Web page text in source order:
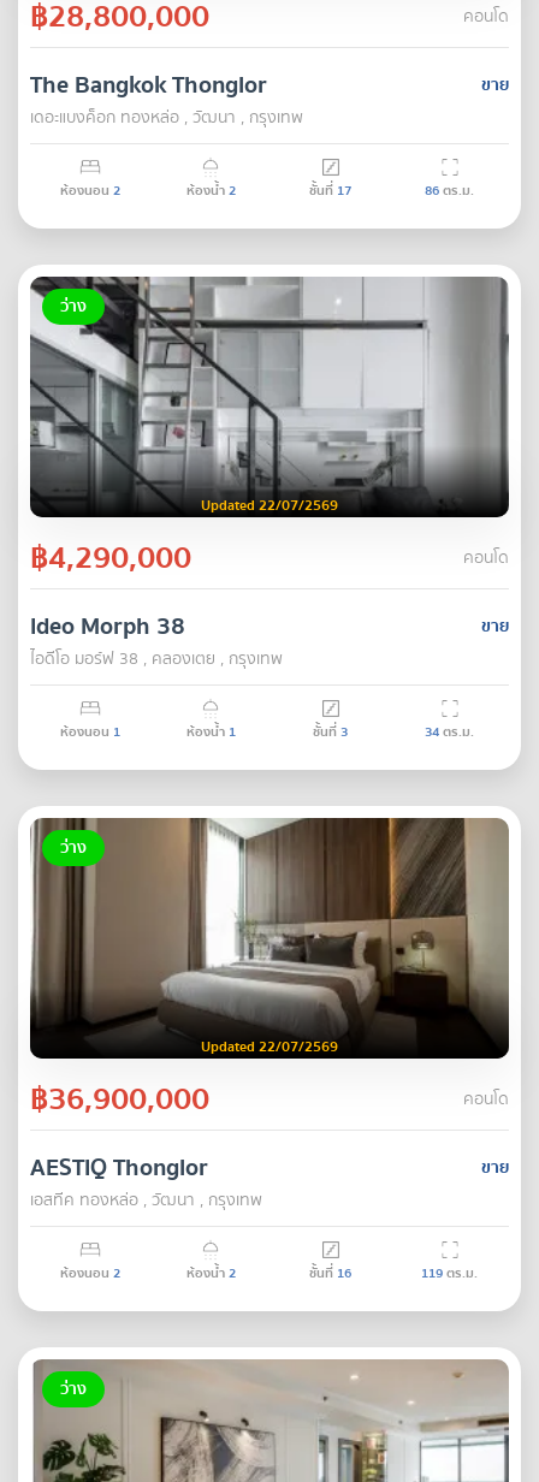
฿28,800,000 คอนโด
ขาย
The Bangkok Thonglor
เดอะแบงค็อก ทองหล่อ , วัฒนา , กรุงเทพ
ห้องนอน 2 ห้องน้ำ2 ชั้นที่ 17 86ตร.ม.
ว่าง
Updated 22/07/2569
฿4,290,000 คอนโด
ขาย
Ideo Morph 38
ไอดีโอ มอร์ฟ 38 , คลองเตย , กรุงเทพ
ห้องนอน 1 ห้องน้ำ 1 ชั้นที่3 34ตร.ม.
ว่าง
Updated 22/07/2569
฿36,900,000 คอนโด
ขาย
AESTIQ Thonglor
เอสทีค ทองหล่อ , วัฒนา , กรุงเทพ
ห้องนอน 2 ห้องน้ำ2 ชั้นที่ 16 119ตร.ม.
ว่าง